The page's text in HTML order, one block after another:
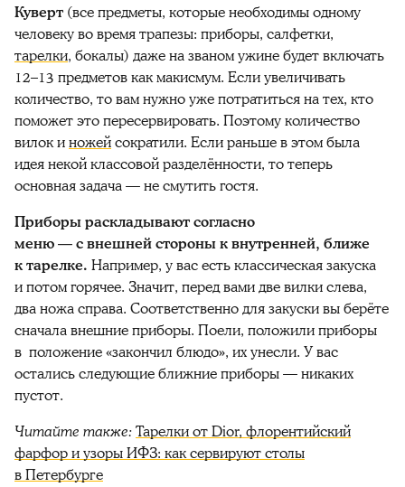
Куверт (все предметы, которые необходимы одному
человеку во время трапезы: приборы, салфетки,
тарелки, бокалы) даже на званом ужине будет включать
12–13 предметов как макисмум. Если увеличивать
количество, то вам нужно уже потратиться на тех, кто
поможет это пересервировать. Поэтому количество
вилок иножейсократили. Если раньше в этом была
идея некой классовой разделённости, то теперь
основная задача — не смутить гостя.
Приборы раскладывают согласно
меню — с внешней стороны к внутренней, ближе
к тарелке. Например, у вас есть классическая закуска
и потом горячее. Значит, перед вами две вилки слева,
два ножа справа. Соответственно для закуски вы берёте
сначала внешние приборы. Поели, положилиприборы
в положение «закончил блюдо», их унесли. У вас
остались следующие ближние приборы — никаких
пустот.
Читайте также:Тарелки от Dior, флорентийский
фарфор и узоры ИФЗ: как сервируют столы
в Петербурге